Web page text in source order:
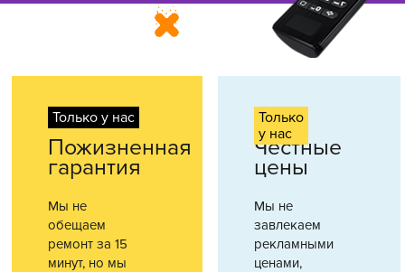
Только у нас
Пожизненная
гарантия
Мы не
обещаем
ремонт за 15
минут, но мы
Только
у нас
Честные
цены
Мы не
завлекаем
рекламными
ценами,